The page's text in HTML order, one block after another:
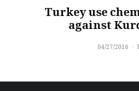
Turkey use
against
·
04/27/2016